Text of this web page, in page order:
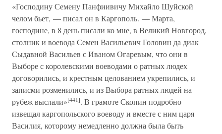
«Господину Семену Панфиивичу Михайло Шуйской
челом бьет, — писал он в Каргополь. — Марта,
господине, в 8 день писали ко мне, в Великий Новгород,
столник и воевода Семен Васильевич Головин да диак
Сыдавной Васильев с Иваном Огаревым, что они в
Выборе с королевскими воеводами о ратных людех
договорились, и крестным целованием укрепились, и
записми розменились, и из Выбора ратных людей на
рубеж выслали»[441]. В грамоте Скопин подробно
извещал каргопольского воеводу и вместе с ним царя
Василия, которому немедленно должна была быть